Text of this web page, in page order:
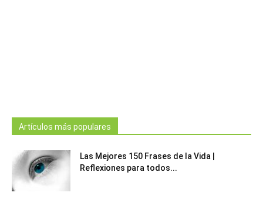
Artículos más populares
Las Mejores 150 Frases de la Vida |
Reflexiones para todos...